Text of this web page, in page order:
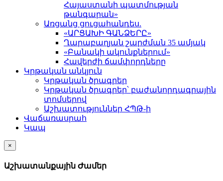
Հայաստանի պատմության
թանգարան»
Առցանց ցուցահանդես.
«ԱՐՑԱԽԻ ԳԱՆՁԵՐԸ»
Ղարաբաղյան շարժման 35 ամյակ
«Բանակի ակունքներում»
Հավերժի ճամփորդները
Կրթական անկյուն
Կրթական ծրագրեր
Կրթական ծրագրեր՝ բաժանորդագրային
տոմսերով
Աշխատություններ ՀՊԹ-ի
Վաճառասրահ
Կապ
×
Աշխատանքային Ժամեր